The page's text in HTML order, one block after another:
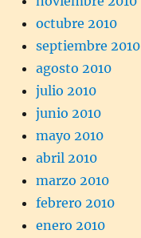
octubre 2010
septiembre 2010
agosto 2010
julio 2010
junio 2010
mayo 2010
abril 2010
marzo 2010
febrero 2010
enero 2010